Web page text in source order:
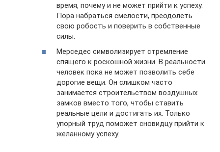
время, почему и не может прийти к успеху.
Пора набраться смелости, преодолеть
свою робость и поверить в собственные
силы.
Мерседес символизирует стремление
спящего к роскошной жизни. В реальности
человек пока не может позволить себе
дорогие вещи. Он слишком часто
занимается строительством воздушных
замков вместо того, чтобы ставить
реальные цели и достигать их. Только
упорный труд поможет сновидцу прийти к
желанному успеху.